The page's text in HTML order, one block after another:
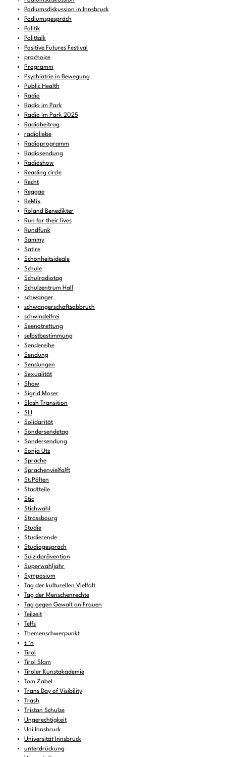
Podiumsdiskussion in Innsbruck
Podiumsgespräch
Politik
Polittalk
Positive Futures Festival
prochoice
Programm
Psychiatrie in Bewegung
Public Health
Radio
Radio im Park
Radio Im Park 2025
Radiobeitrag
radioliebe
Radioprogramm
Radiosendung
Radioshow
Reading circle
Recht
Reggae
ReMix
Roland Benedikter
Run for their lives
Rundfunk
Sammy
Satire
Schönheitsideale
Schule
Schulradiotag
Schulzentrum Hall
schwanger
schwangerschaftsabbruch
schwindelfrei
Seenotrettung
selbstbestimmung
Sendereihe
Sendung
Sendungen
Sexualität
Show
Sigrid Moser
Slash Transition
SLI
Solidarität
Sondersendetag
Sondersendung
Sonja Utz
Sprache
Sprachenvielfalft
St.Pölten
Stadtteile
Stic
Stichwahl
Strassbourg
Studie
Studierende
Studiogespräch
Suizidprävention
Superwahljahr
Symposium
Tag der kulturellen Vielfalt
Tag der Menschenrechte
Tag gegen Gewalt an Frauen
Teilzeit
Telfs
Themenschwerpunkt
ti*n
Tirol
Tirol Slam
Tiroler Kunstakademie
Tom Zabel
Trans Day of Visibility
Trash
Tristan Schulze
Ungerechtigkeit
Uni Innsbruck
Universität Innsbruck
unterdrückung